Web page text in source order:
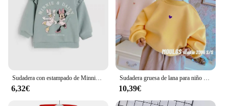
6,32€ 10,39€